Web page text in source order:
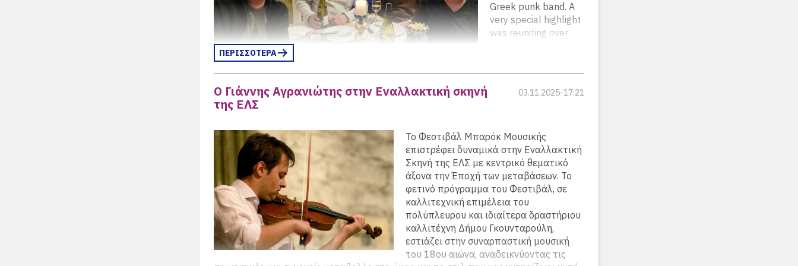
Greek punk band. A
very special highlight
was reuniting over
from our (for many,
the Deutsche Schule
Athen. From left to right: Corinna Jessen, Franziska von Woyski, Emily Haber, and
Banning.
Είχαν προηγηθεί δύο σημαντικές εκδηλώσεις:(περισσότερα…)
ΠΕΡΙΣΣΟΤΕΡΑ
Ο Γιάννης Αγρανιώτης στην Εναλλακτική σκηνή
της ΕΛΣ
03.11.2025-17:21
To Φεστιβάλ Μπαρόκ Μουσικής
επιστρέφει δυναμικά στην Εναλλακτική
Σκηνή της ΕΛΣ με κεντρικό θεματικό
άξονα την Έποχή των μεταβάσεων. Το
φετινό πρόγραμμα του Φεστιβάλ, σε
καλλιτεχνική επιμέλεια του
πολύπλευρου και ιδιαίτερα δραστήριου
καλλιτέχνη Δήμου Γκουνταρούλη,
εστιάζει στην συναρπαστική μουσική
του 18ου αιώνα, αναδεικνύοντας τις